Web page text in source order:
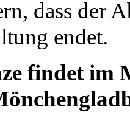
dass der
endet.
findet